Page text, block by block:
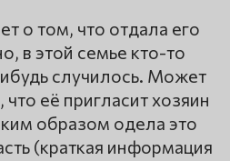
о том, что отдала его
в этой семье кто-то
случилось. Может
её пригласит хозяин
образом одела это
(краткая информация